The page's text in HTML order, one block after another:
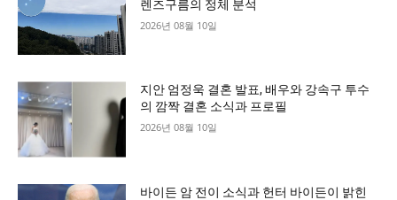
렌즈구름의 정체 분석
2026년 08월 10일
지안 엄정욱 결혼 발표, 배우와 강속구 투수
의 깜짝 결혼 소식과 프로필
2026년 08월 10일
바이든 암 전이 소식과 헌터 바이든이 밝힌